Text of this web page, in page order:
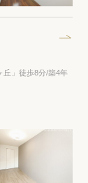
丘」徒歩8分/築4年